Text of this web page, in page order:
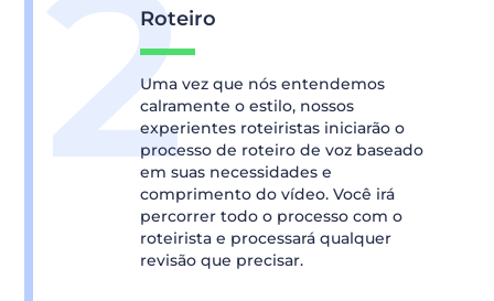
Roteiro
Uma vez que nós entendemos
calramente o estilo, nossos
experientes roteiristas iniciarão o
processo de roteiro de voz baseado
em suas necessidades e
comprimento do vídeo. Você irá
percorrer todo o processo com o
roteirista e processará qualquer
revisão que precisar.